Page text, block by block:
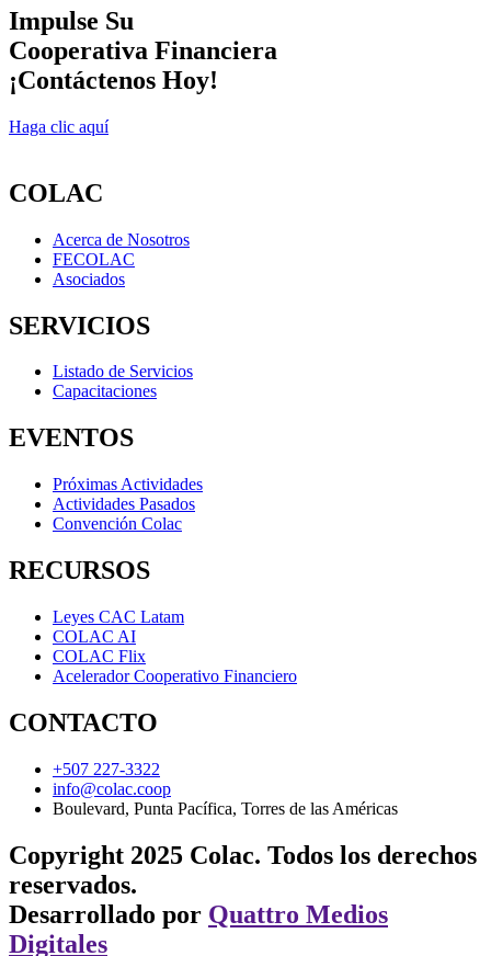
Impulse Su
Cooperativa Financiera
¡Contáctenos Hoy!
Haga clic aquí
COLAC
Acerca de Nosotros
FECOLAC
Asociados
SERVICIOS
Listado de Servicios
Capacitaciones
EVENTOS
Próximas Actividades
Actividades Pasados
Convención Colac
RECURSOS
Leyes CAC Latam
COLAC AI
COLAC Flix
Acelerador Cooperativo Financiero
CONTACTO
+507 227-3322
info@colac.coop
Boulevard, Punta Pacífica, Torres de las Américas
Copyright 2025 Colac. Todos los derechos
reservados.
Desarrollado por Quattro Medios
Digitales